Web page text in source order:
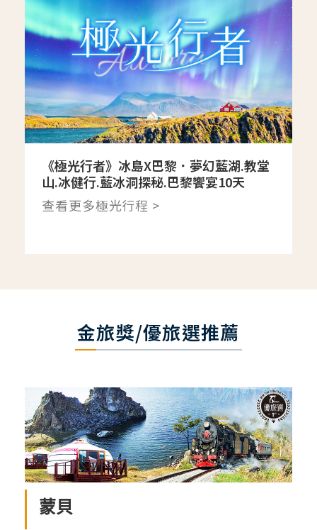
《極光行者》冰島X巴黎．夢幻藍湖.教堂
山.冰健行.藍冰洞探秘.巴黎饗宴10天
查看更多極光行程 >
金旅獎/優旅選推薦
蒙貝